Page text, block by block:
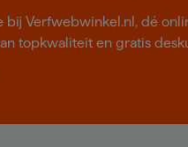
bij Verfwebwinkel.nl, dé
topkwaliteit en gratis